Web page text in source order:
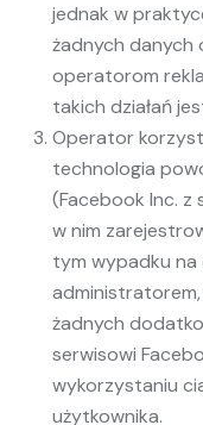
jednak w
żadnych
operatorom
takich działań
Operator
technologia
(Facebook Inc. z
w nim
tym wypadku
żadnych
serwisowi
wykorzystaniu
użytkownika.